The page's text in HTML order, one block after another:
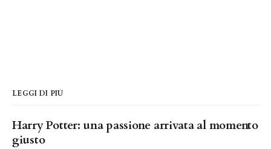
LEGGI DI PIÙ
Harry Potter: una passione arrivata al momento
giusto